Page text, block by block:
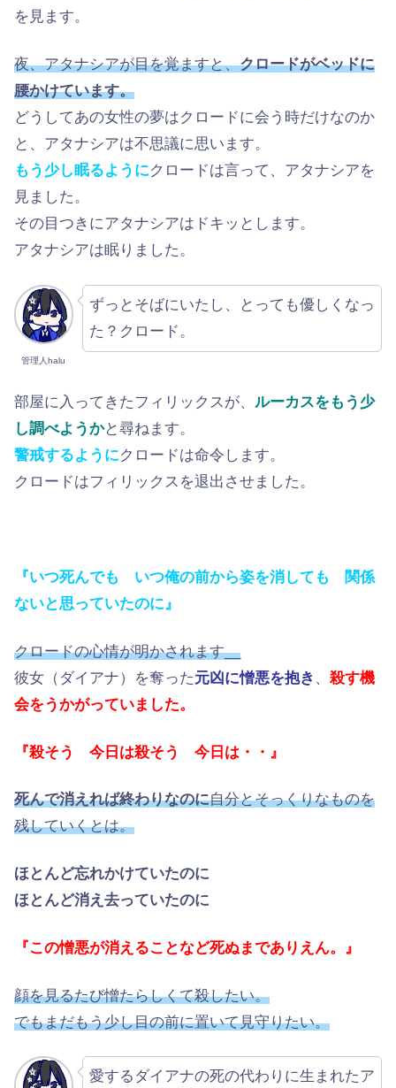
を見ます。
夜、アタナシアが目を覚ますと、クロードがベッドに
腰かけています。
どうしてあの女性の夢はクロードに会う時だけなのか
と、アタナシアは不思議に思います。
もう少し眠るようにクロードは言って、アタナシアを
見ました。
その目つきにアタナシアはドキッとします。
アタナシアは眠りました。
管理人halu
ずっとそばにいたし、とっても優しくなっ
た？クロード。
部屋に入ってきたフィリックスが、 ルーカスをもう少
し調べようかと尋ねます。
警戒するようにクロードは命令します。
クロードはフィリックスを退出させました。
『いつ死んでも いつ俺の前から姿を消しても 関係
ないと思っていたのに』
クロードの心情が明かされます__
彼女（ダイアナ）を奪った元凶に憎悪を抱き 、 殺す機
会をうかがっていました。
『殺そう 今日は殺そう 今日は・・』
死んで消えれば終わりなのに自分とそっくりなものを
残していくとは。
ほとんど忘れかけていたのに
ほとんど消え去っていたのに
『この憎悪が消えることなど死ぬまでありえん。』
顔を見るたび憎たらしくて殺したい。
でもまだもう少し目の前に置いて見守りたい。
愛するダイアナの死の代わりに生まれたア